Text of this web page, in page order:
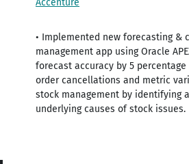
• Implemented new forecasting &
management app using Oracle
forecast accuracy by 5 percentage
order cancellations and metric
stock management by identifying
underlying causes of stock issues.